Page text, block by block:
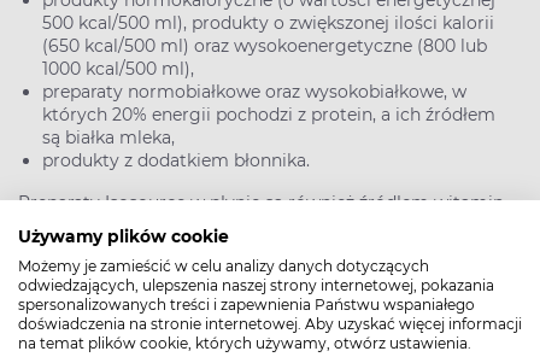
Używamy plików cookie
Możemy je zamieścić w celu analizy danych dotyczących
odwiedzających, ulepszenia naszej strony internetowej, pokazania
spersonalizowanych treści i zapewnienia Państwu wspaniałego
doświadczenia na stronie internetowej. Aby uzyskać więcej informacji
na temat plików cookie, których używamy, otwórz ustawienia.
500 kcal/500 ml), produkty o zwiększonej ilości kalorii
(650 kcal/500 ml) oraz wysokoenergetyczne (800 lub
1000 kcal/500 ml),
preparaty normobiałkowe oraz wysokobiałkowe, w
których 20% energii pochodzi z protein, a ich źródłem
są białka mleka,
produkty z dodatkiem błonnika.
Preparaty Isosource w płynie są również źródłem witamin,
takich jak witaminy z grupy B, A, D, E, K i C, oraz minerałów,
m.in. potasu, żelaza, cynku, miedzi, manganu, selenu,
chromu, jodu i molibdenu. W ich składzie znajduje się także
olej rybi, będący źródłem kwasów omega-3, tauryna,
inozytol, L-karnityna czy składniki prebiotyczne, np. inulina i